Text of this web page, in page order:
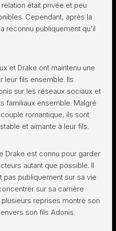
était privée et peu
Cependant, après la
reconnu publiquement qu’il
et Drake ont maintenu une
leur fils ensemble. Ils
sur les réseaux sociaux et
familiaux ensemble. Malgré
romantique, ils sont
et aimante à leur fils.
Drake est connu pour garder
autant que possible. Il
pas publiquement sur sa vie
sur sa carrière
reprises montré son
son fils Adonis.